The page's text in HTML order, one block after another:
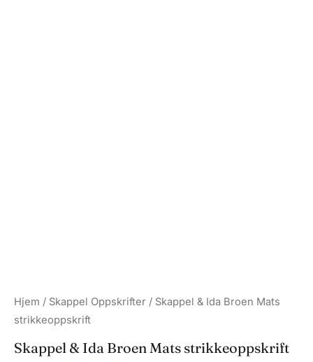
Hjem / Skappel Oppskrifter / Skappel & Ida Broen Mats
strikkeoppskrift
Skappel & Ida Broen Mats strikkeoppskrift